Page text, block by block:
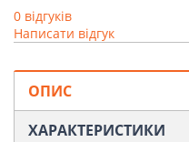
0 відгуків
Написати відгук
ОПИС
ХАРАКТЕРИСТИКИ